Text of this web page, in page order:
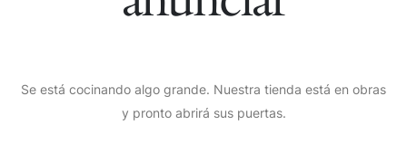
Se está cocinando algo grande. Nuestra tienda está en obras
y pronto abrirá sus puertas.